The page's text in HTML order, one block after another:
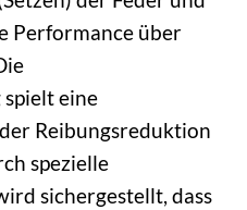
Performance über
eine
Reibungsreduktion
spezielle
sichergestellt, dass